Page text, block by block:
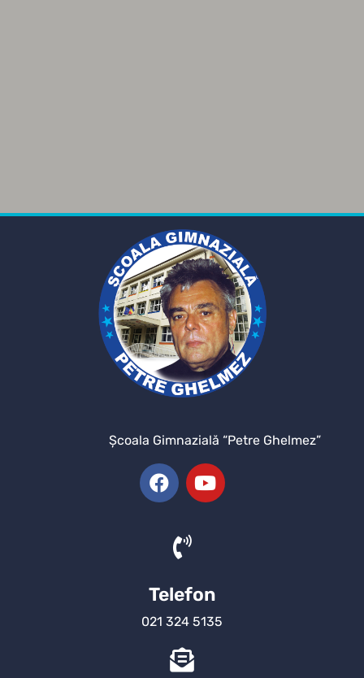
Şcoala Gimnazială “Petre Ghelmez”
Telefon
021 324 5135